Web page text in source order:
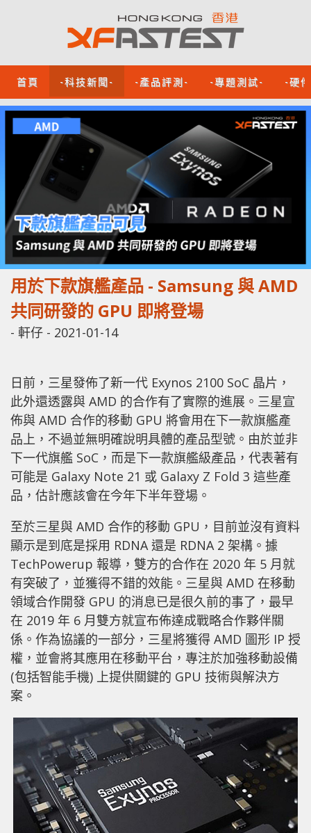
首頁 -科技新聞- -產品評測- -專題測試- -硬
用於下款旗艦產品 - Samsung 與 AMD
共同研發的 GPU 即將登場
- 軒仔 - 2021-01-14
日前，三星發佈了新一代 Exynos 2100 SoC 晶片，
此外還透露與 AMD 的合作有了實際的進展。三星宣
佈與 AMD 合作的移動 GPU 將會用在下一款旗艦產
品上，不過並無明確說明具體的產品型號。由於並非
下一代旗艦 SoC，而是下一款旗艦級產品，代表著有
可能是 Galaxy Note 21 或 Galaxy Z Fold 3 這些產
品，估計應該會在今年下半年登場。
至於三星與 AMD 合作的移動 GPU，目前並沒有資料
顯示是到底是採用 RDNA 還是 RDNA 2 架構。據
TechPowerup 報導，雙方的合作在 2020 年 5 月就
有突破了，並獲得不錯的效能。三星與 AMD 在移動
領域合作開發 GPU 的消息已是很久前的事了，最早
在 2019 年 6 月雙方就宣布佈達成戰略合作夥伴關
係。作為協議的一部分，三星將獲得 AMD 圖形 IP 授
權，並會將其應用在移動平台，專注於加強移動設備
(包括智能手機) 上提供關鍵的 GPU 技術與解決方
案。